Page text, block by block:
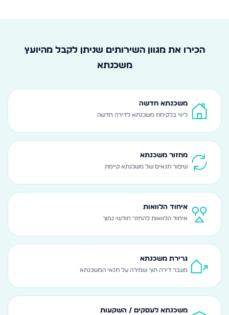
הכירו את מגוון השירותים שניתן לקבל מהיועץ
משכנתא
משכנתא חדשה
ליווי בלקיחת משכנתא לדירה חדשה
מחזור משכנתא
שיפור תנאים של משכנתא קיימת
איחוד הלוואות
איחוד הלוואות להחזר חודשי נמוך
גרירת משכנתא
מעבר דירה תוך שמירה על תנאי המשכנתא
משכנתא לעסקים / השקעות